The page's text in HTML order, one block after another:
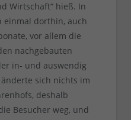
Wirtschaft“ hieß. In
einmal dorthin, auch
vor allem die
nachgebauten
in- und auswendig
sich nichts im
deshalb
Besucher weg, und